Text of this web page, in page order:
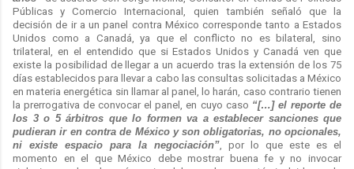
Públicas y Comercio Internacional, quien también señaló que la
decisión de ir a un panel contra México corresponde tanto a Estados
Unidos como a Canadá, ya que el conflicto no es bilateral, sino
trilateral, en el entendido que si Estados Unidos y Canadá ven que
existe la posibilidad de llegar a un acuerdo tras la extensión de los 75
días establecidos para llevar a cabo las consultas solicitadas a México
en materia energética sin llamar al panel, lo harán, caso contrario tienen
la prerrogativa de convocar el panel, en cuyo caso “[…] el reporte de
los 3 o 5 árbitros que lo formen va a establecer sanciones que
pudieran ir en contra de México y son obligatorias, no opcionales,
ni existe espacio para la negociación” , por lo que este es el
momento en el que México debe mostrar buena fe y no invocar